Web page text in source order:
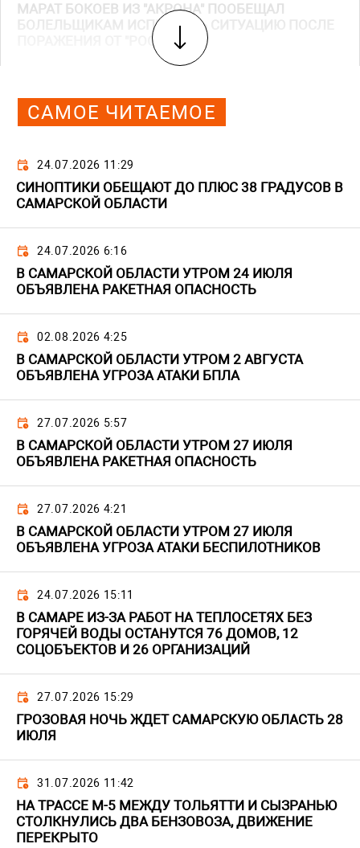
МАРАТ БОКОЕВ ИЗ "АКРОНА" ПООБЕЩАЛ
БОЛЕЛЬЩИКАМ ИСПРАВИТЬ СИТУАЦИЮ ПОСЛЕ
ПОРАЖЕНИЯ ОТ "РОСТОВА"
САМОЕ ЧИТАЕМОЕ
24.07.2026 11:29
СИНОПТИКИ ОБЕЩАЮТ ДО ПЛЮС 38 ГРАДУСОВ В
САМАРСКОЙ ОБЛАСТИ
24.07.2026 6:16
В САМАРСКОЙ ОБЛАСТИ УТРОМ 24 ИЮЛЯ
ОБЪЯВЛЕНА РАКЕТНАЯ ОПАСНОСТЬ
02.08.2026 4:25
В САМАРСКОЙ ОБЛАСТИ УТРОМ 2 АВГУСТА
ОБЪЯВЛЕНА УГРОЗА АТАКИ БПЛА
27.07.2026 5:57
В САМАРСКОЙ ОБЛАСТИ УТРОМ 27 ИЮЛЯ
ОБЪЯВЛЕНА РАКЕТНАЯ ОПАСНОСТЬ
27.07.2026 4:21
В САМАРСКОЙ ОБЛАСТИ УТРОМ 27 ИЮЛЯ
ОБЪЯВЛЕНА УГРОЗА АТАКИ БЕСПИЛОТНИКОВ
24.07.2026 15:11
В САМАРЕ ИЗ-ЗА РАБОТ НА ТЕПЛОСЕТЯХ БЕЗ
ГОРЯЧЕЙ ВОДЫ ОСТАНУТСЯ 76 ДОМОВ, 12
СОЦОБЪЕКТОВ И 26 ОРГАНИЗАЦИЙ
27.07.2026 15:29
ГРОЗОВАЯ НОЧЬ ЖДЕТ САМАРСКУЮ ОБЛАСТЬ 28
ИЮЛЯ
31.07.2026 11:42
НА ТРАССЕ М-5 МЕЖДУ ТОЛЬЯТТИ И СЫЗРАНЬЮ
СТОЛКНУЛИСЬ ДВА БЕНЗОВОЗА, ДВИЖЕНИЕ
ПЕРЕКРЫТО